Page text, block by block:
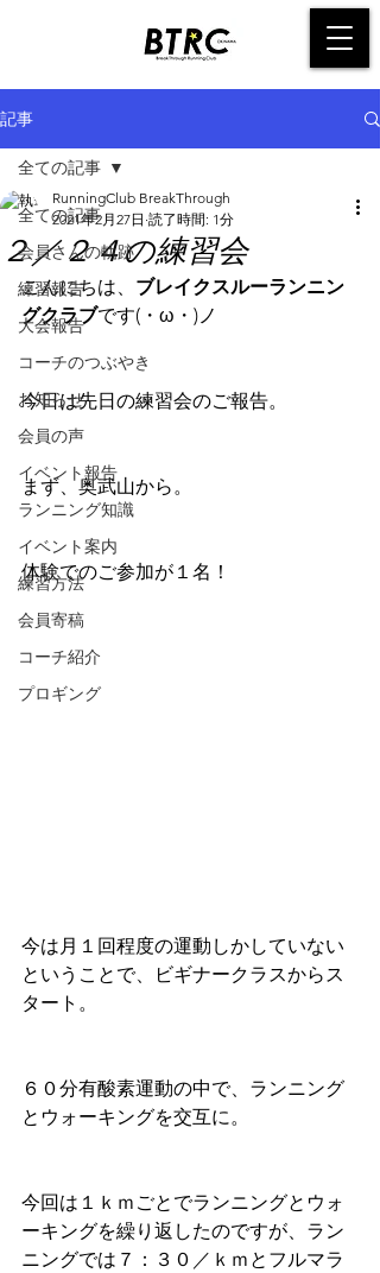
記事
全ての記事
会員さんの軌跡
練習報告
大会報告
コーチのつぶやき
お知らせ
会員の声
イベント報告
ランニング知識
イベント案内
練習方法
会員寄稿
コーチ紹介
プロギング
全ての記事
２／２４の練習会
RunningClub BreakThrough
2021年2月27日 読了時間: 1分
こんにちは、 ブレイクスルーランニン
グクラブです(・ω・)ノ
今日は先日の練習会のご報告。
まず、奥武山から。
体験でのご参加が１名！
今は月１回程度の運動しかしていない
ということで、ビギナークラスからス
タート。
６０分有酸素運動の中で、ランニング
とウォーキングを交互に。
今回は１ｋｍごとでランニングとウォ
ーキングを繰り返したのですが、ラン
ニングでは７：３０／ｋｍとフルマラ